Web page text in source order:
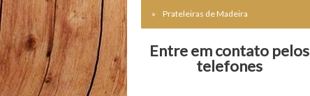
Prateleiras de Madeira
Entre em contato pelos
telefones